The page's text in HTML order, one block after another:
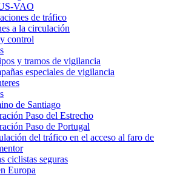
VAO
de tráfico
a la circulación
control
y tramos de vigilancia
especiales de vigilancia
de Santiago
Paso del Estrecho
Paso de Portugal
del tráfico en el acceso al faro de
ciclistas seguras
Europa